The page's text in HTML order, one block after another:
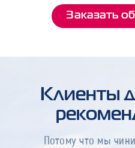
Заказать
Клиенты
Потому что мы